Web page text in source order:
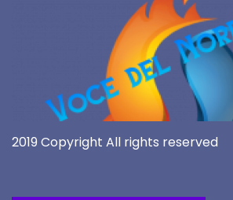
2019 Copyright All rights reserved